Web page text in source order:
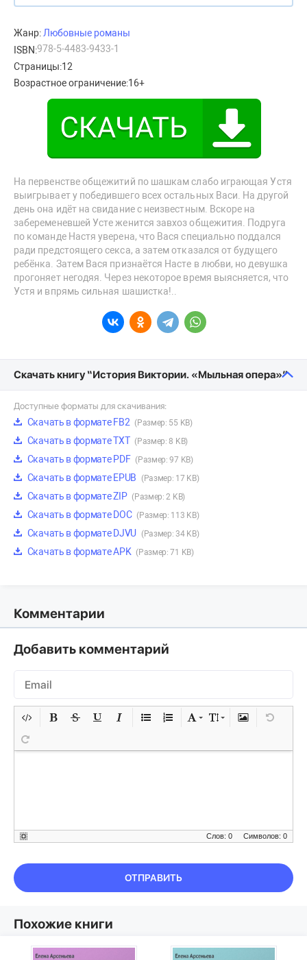
Жанр:Любовные романы
ISBN:978-5-4483-9433-1
Страницы:12
Возрастное ограничение:16+
На первенстве общежитий по шашкам слабо играющая Устя
выигрывает у победившего всех остальных Васи. На другой
день она идёт на свидание с неизвестным. Вскоре на
забеременевшей Усте женится завхоз общежития. Подруга
по команде Настя уверена, что Вася специально поддался
ради предстоящего секса, а затем отказался от будущего
ребёнка. Затем Вася признаётся Насте в любви, но девушка
прогоняет негодяя. Через некоторое время выясняется, что
Устя и впрямь сильная шашистка!..
Скачать книгу “История Виктории. «Мыльная опера»”
Доступные форматы для скачивания:
Скачать в формате FB2 (Размер: 55 KB)
Скачать в формате TXT (Размер: 8 KB)
Скачать в формате PDF (Размер: 97 KB)
Скачать в формате EPUB (Размер: 17 KB)
Скачать в формате ZIP (Размер: 2 KB)
Скачать в формате DOC (Размер: 113 KB)
Скачать в формате DJVU (Размер: 34 KB)
Скачать в формате APK (Размер: 71 KB)
Комментарии
Добавить комментарий
Символов: 0
Слов: 0
ОТПРАВИТЬ
Похожие книги